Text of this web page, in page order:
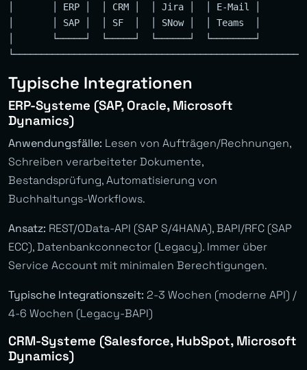
│       │ ERP │  │ CRM │  │ Jira │  │ E-Mail │       │
│       │ SAP │  │ SF  │  │ SNow │  │ Teams  │       │
│       └─────┘  └─────┘  └──────┘  └────────┘       │
Typische Integrationen
ERP-Systeme (SAP, Oracle, Microsoft
Dynamics)
Anwendungsfälle: Lesen von Aufträgen/Rechnungen,
Schreiben verarbeiteter Dokumente,
Bestandsprüfung, Automatisierung von
Buchhaltungs-Workflows.
Ansatz: REST/OData-API (SAP S/4HANA), BAPI/RFC (SAP
ECC), Datenbankconnector (Legacy). Immer über
Service Account mit minimalen Berechtigungen.
Typische Integrationszeit: 2-3 Wochen (moderne API) /
4-6 Wochen (Legacy-BAPI)
CRM-Systeme (Salesforce, HubSpot, Microsoft
Dynamics)